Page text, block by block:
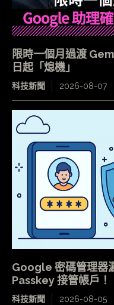
限時一個月過渡
日起「熄機」
科技新聞 2026-08-07
Google 密碼管理器
Passkey 接管帳戶！
科技新聞 2026-08-05